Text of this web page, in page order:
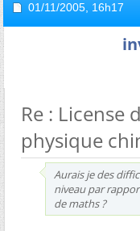
01/11/2005, 16h17
Re : License
physique
Aurais je des
niveau par
de maths ?